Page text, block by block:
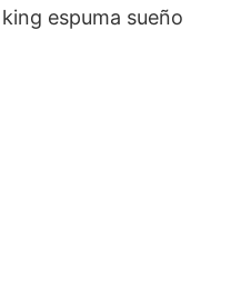
espuma sueño